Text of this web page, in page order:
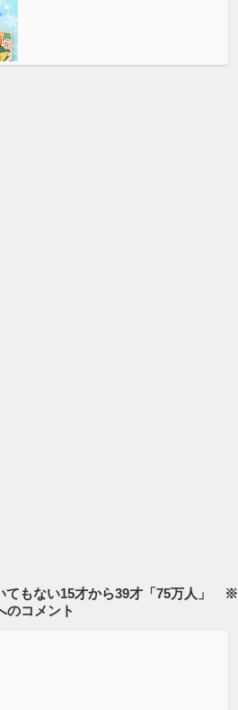
てもない15才から39才「75万人」 ※
のコメント